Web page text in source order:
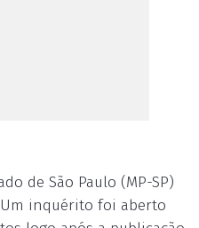
de São Paulo (MP-SP)
inquérito foi aberto